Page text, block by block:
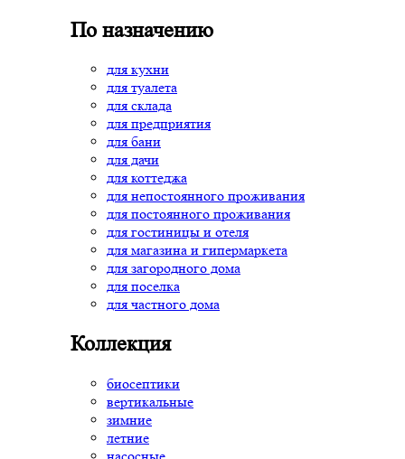
По назначению
для кухни
для туалета
для склада
для предприятия
для бани
для дачи
для коттеджа
для непостоянного проживания
для постоянного проживания
для гостиницы и отеля
для магазина и гипермаркета
для загородного дома
для поселка
для частного дома
Коллекция
биосептики
вертикальные
зимние
летние